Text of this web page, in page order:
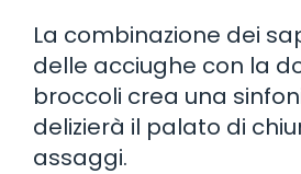
La combinazione dei
delle acciughe con la
broccoli crea una
delizierà il palato di
assaggi.